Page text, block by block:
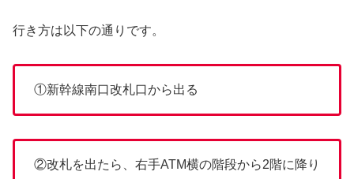
行き方は以下の通りです。
①新幹線南口改札口から出る
②改札を出たら、右手ATM横の階段から2階に降り